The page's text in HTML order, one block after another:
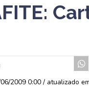
2009 0:00 / atualizado